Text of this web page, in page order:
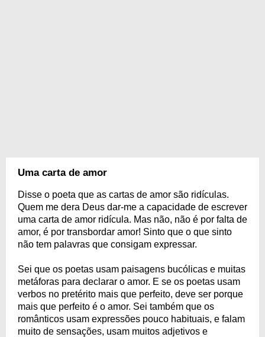
Uma carta de amor
Disse o poeta que as cartas de amor são ridículas.
Quem me dera Deus dar-me a capacidade de escrever
uma carta de amor ridícula. Mas não, não é por falta de
amor, é por transbordar amor! Sinto que o que sinto
não tem palavras que consigam expressar.
Sei que os poetas usam paisagens bucólicas e muitas
metáforas para declarar o amor. E se os poetas usam
verbos no pretérito mais que perfeito, deve ser porque
mais que perfeito é o amor. Sei também que os
românticos usam expressões pouco habituais, e falam
muito de sensações, usam muitos adjetivos e